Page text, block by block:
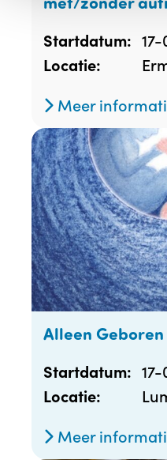
Startdatum:
Locatie:
Meer
Alleen Geboren
Startdatum:
Locatie:
Meer